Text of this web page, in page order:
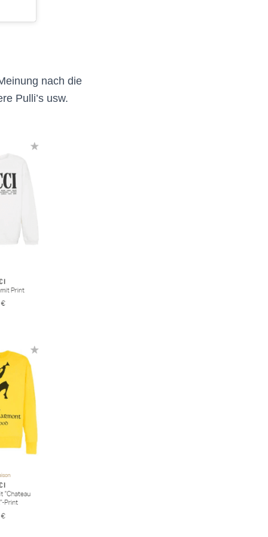
nach die
Pulli’s usw.